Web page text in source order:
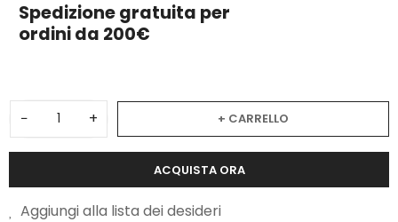
Spedizione gratuita per
ordini da 200€
− + + CARRELLO
ACQUISTA ORA
Aggiungi alla lista dei desideri